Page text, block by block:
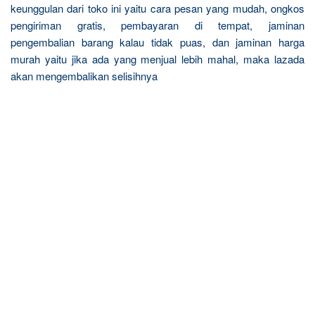
keunggulan dari toko ini yaitu cara pesan yang mudah, ongkos
pengiriman gratis, pembayaran di tempat, jaminan
pengembalian barang kalau tidak puas, dan jaminan harga
murah yaitu jika ada yang menjual lebih mahal, maka lazada
akan mengembalikan selisihnya